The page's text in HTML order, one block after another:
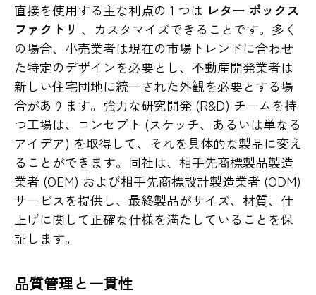
直接を使用する主な利点の 1 つは レター ボックス
ファクトリ 、カスタマイズできることです。多く
の場合、小売業者は現在の市場トレンドに合わせ
た特定のデザインを必要とし、不動産開発業者は
新しい住宅団地に統一された外観を必要とする場
合があります。強力な研究開発 (R&D) チームを持
つ工場は、コンセプト (スケッチ、あるいは単なる
アイデア) を取得して、それを具体的な製品に変え
ることができます。同社は、相手先商標製品製造
業者 (OEM) および相手先商標設計製造業者 (ODM)
サービスを提供し、最終製品がサイズ、材質、仕
上げに関して正確な仕様を満たしていることを保
証します。
品質管理と一貫性